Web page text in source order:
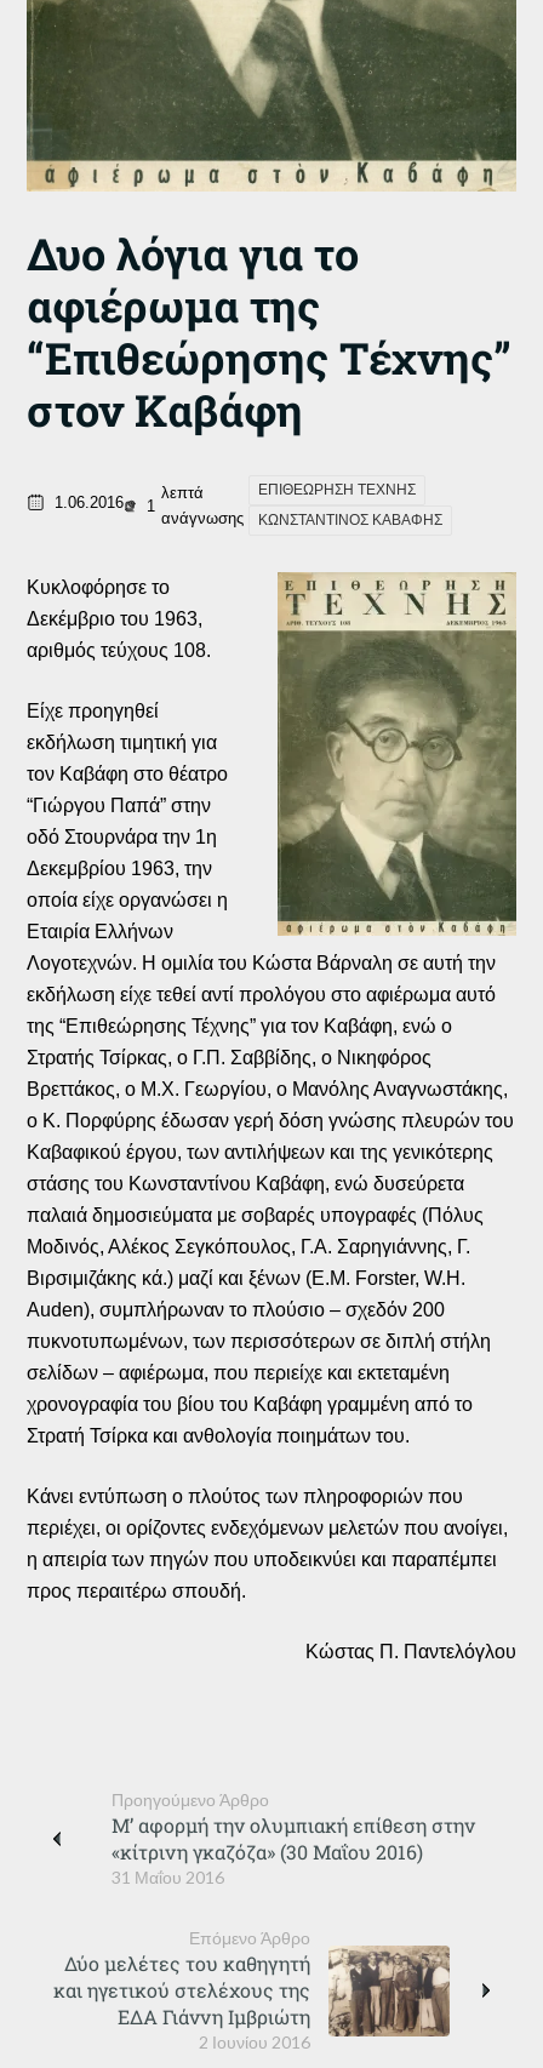
Δυο λόγια για το
αφιέρωμα της
“Επιθεώρησης Τέχνης”
στον Καβάφη
1.06.2016 1
λεπτά
ανάγνωσης
ΕΠΙΘΕΩΡΗΣΗ ΤΕΧΝΗΣ
ΚΩΝΣΤΑΝΤΙΝΟΣ ΚΑΒΑΦΗΣ
Κυκλοφόρησε το
Δεκέμβριο του 1963,
αριθμός τεύχους 108.
Είχε προηγηθεί
εκδήλωση τιμητική για
τον Καβάφη στο θέατρο
“Γιώργου Παπά” στην
οδό Στουρνάρα την 1η
Δεκεμβρίου 1963, την
οποία είχε οργανώσει η
Εταιρία Ελλήνων
Λογοτεχνών. Η ομιλία του Κώστα Βάρναλη σε αυτή την
εκδήλωση είχε τεθεί αντί προλόγου στο αφιέρωμα αυτό
της “Επιθεώρησης Τέχνης” για τον Καβάφη, ενώ ο
Στρατής Τσίρκας, ο Γ.Π. Σαββίδης, ο Νικηφόρος
Βρεττάκος, ο Μ.Χ. Γεωργίου, ο Μανόλης Αναγνωστάκης,
ο Κ. Πορφύρης έδωσαν γερή δόση γνώσης πλευρών του
Καβαφικού έργου, των αντιλήψεων και της γενικότερης
στάσης του Κωνσταντίνου Καβάφη, ενώ δυσεύρετα
παλαιά δημοσιεύματα με σοβαρές υπογραφές (Πόλυς
Μοδινός, Αλέκος Σεγκόπουλος, Γ.Α. Σαρηγιάννης, Γ.
Βιρσιμιζάκης κά.) μαζί και ξένων (E.M. Forster, W.H.
Auden), συμπλήρωναν το πλούσιο – σχεδόν 200
πυκνοτυπωμένων, των περισσότερων σε διπλή στήλη
σελίδων – αφιέρωμα, που περιείχε και εκτεταμένη
χρονογραφία του βίου του Καβάφη γραμμένη από το
Στρατή Τσίρκα και ανθολογία ποιημάτων του.
Κάνει εντύπωση ο πλούτος των πληροφοριών που
περιέχει, οι ορίζοντες ενδεχόμενων μελετών που ανοίγει,
η απειρία των πηγών που υποδεικνύει και παραπέμπει
προς περαιτέρω σπουδή.
Κώστας Π. Παντελόγλου
Προηγούμενο Άρθρο
31 Μαΐου 2016
Μ’ αφορμή την ολυμπιακή επίθεση στην
«κίτρινη γκαζόζα» (30 Μαΐου 2016)
Επόμενο Άρθρο
2 Ιουνίου 2016
Δύο μελέτες του καθηγητή
και ηγετικού στελέχους της
ΕΔΑ Γιάννη Ιμβριώτη